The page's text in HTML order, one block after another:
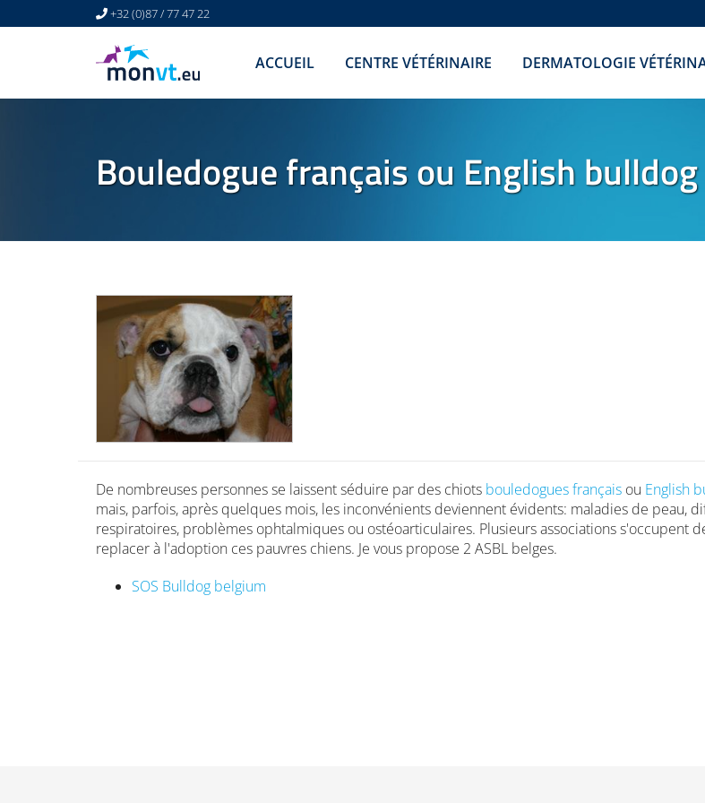
+32 (0)87 / 77 47 22
ACCUEIL CENTRE VÉTÉRINAIRE DERMATOLOGIE
Bouledogue français ou English
De nombreuses personnes se laissent séduire par des chiots bouledogues français ou English
mais, parfois, après quelques mois, les inconvénients deviennent évidents: maladies de peau,
respiratoires, problèmes ophtalmiques ou ostéoarticulaires. Plusieurs associations s'occupent
replacer à l'adoption ces pauvres chiens. Je vous propose 2 ASBL belges.
SOS Bulldog belgium